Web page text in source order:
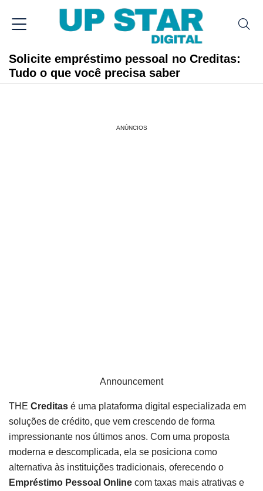
Solicite empréstimo pessoal no Creditas:
Tudo o que você precisa saber
ANÚNCIOS
Announcement
THE Creditas é uma plataforma digital especializada em
soluções de crédito, que vem crescendo de forma
impressionante nos últimos anos. Com uma proposta
moderna e descomplicada, ela se posiciona como
alternativa às instituições tradicionais, oferecendo o
Empréstimo Pessoal Online com taxas mais atrativas e